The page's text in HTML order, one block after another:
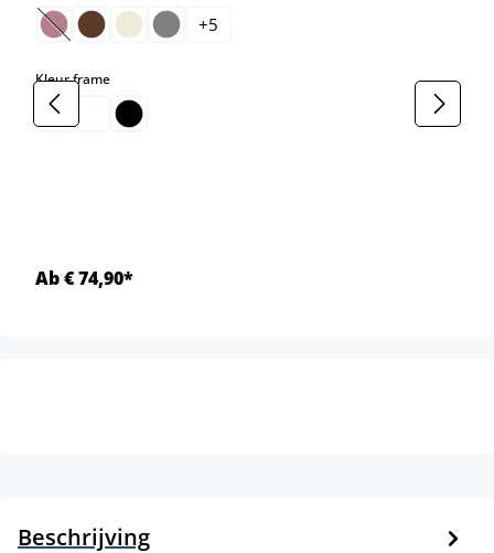
(Deze optie is momenteel niet beschikbaar.)
+5
Kleur frameselect
Ab € 74,90*
Beschrijving